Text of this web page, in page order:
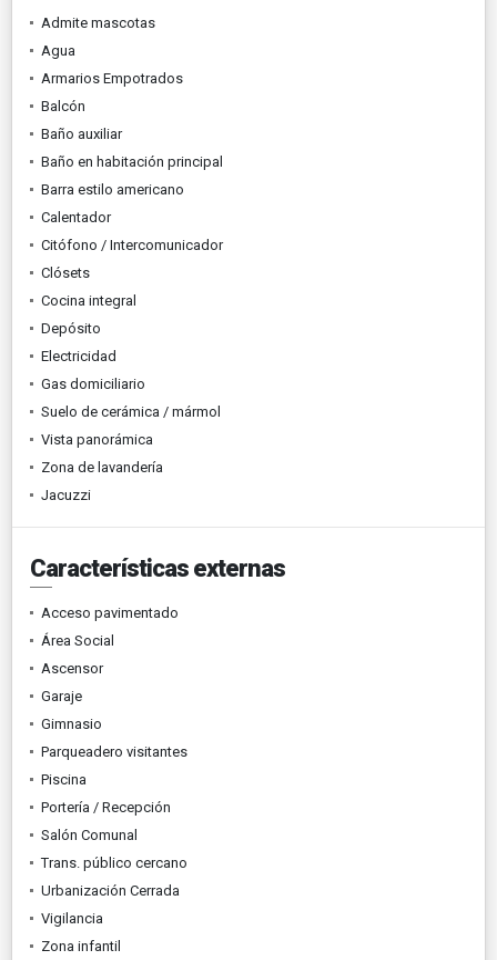
Admite mascotas
Agua
Armarios Empotrados
Balcón
Baño auxiliar
Baño en habitación principal
Barra estilo americano
Calentador
Citófono / Intercomunicador
Clósets
Cocina integral
Depósito
Electricidad
Gas domiciliario
Suelo de cerámica / mármol
Vista panorámica
Zona de lavandería
Jacuzzi
Características externas
Acceso pavimentado
Área Social
Ascensor
Garaje
Gimnasio
Parqueadero visitantes
Piscina
Portería / Recepción
Salón Comunal
Trans. público cercano
Urbanización Cerrada
Vigilancia
Zona infantil